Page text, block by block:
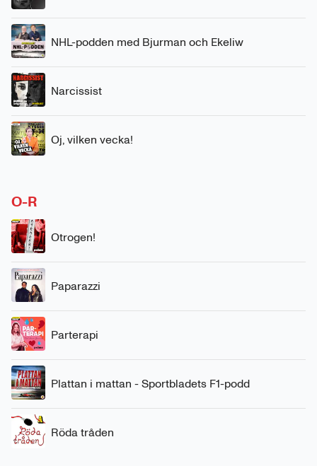
NHL-podden med Bjurman och Ekeliw
Narcissist
Oj, vilken vecka!
O-R
Otrogen!
Paparazzi
Parterapi
Plattan i mattan - Sportbladets F1-podd
Röda tråden